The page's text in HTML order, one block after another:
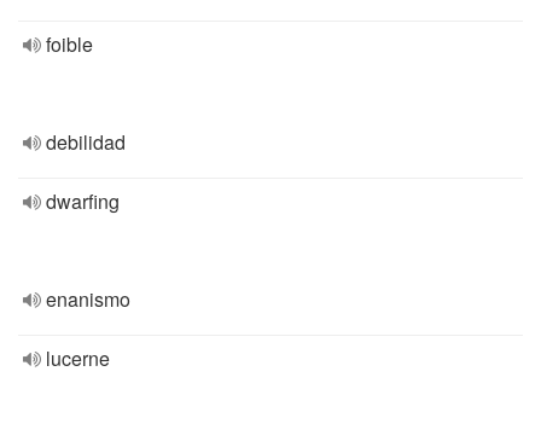
foible
debilidad
dwarfing
enanismo
lucerne